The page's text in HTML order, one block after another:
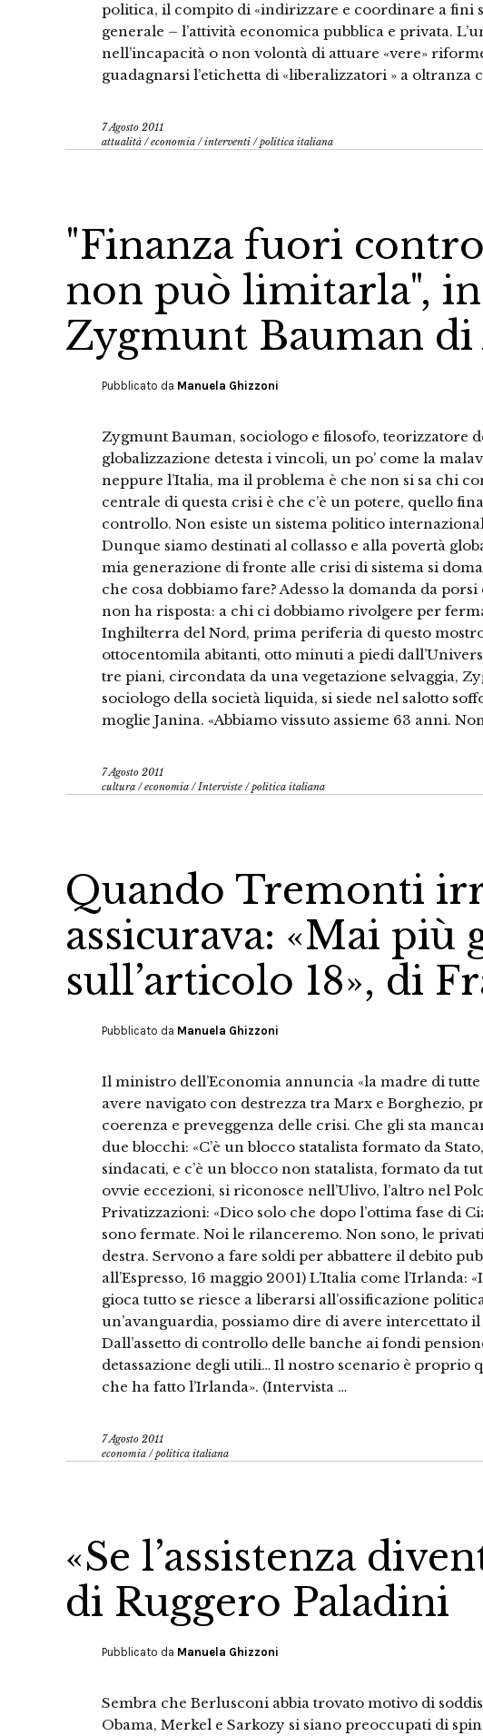
politica, il compito di «indirizzare e coordinare a fini
generale – l’attività economica pubblica e privata.
nell’incapacità o non volontà di attuare «vere»
guadagnarsi l’etichetta di «liberalizzatori » a oltranza
7 Agosto 2011
attualità /economia /interventi /politica italiana
"Finanza fuori
non può limitarla",
Zygmunt Bauman
Pubblicato da Manuela Ghizzoni
Zygmunt Bauman, sociologo e filosofo, teorizzatore
globalizzazione detesta i vincoli, un po’ come la
neppure l’Italia, ma il problema è che non si sa chi
centrale di questa crisi è che c’è un potere, quello
controllo. Non esiste un sistema politico
Dunque siamo destinati al collasso e alla povertà
mia generazione di fronte alle crisi di sistema si
che cosa dobbiamo fare? Adesso la domanda da
non ha risposta: a chi ci dobbiamo rivolgere per
Inghilterra del Nord, prima periferia di questo
ottocentomila abitanti, otto minuti a piedi
tre piani, circondata da una vegetazione selvaggia,
sociologo della società liquida, si siede nel salotto
moglie Janina. «Abbiamo vissuto assieme 63 anni.
7 Agosto 2011
cultura /economia /Interviste /politica italiana
Quando Tremonti
assicurava: «Mai più
sull’articolo 18», di
Pubblicato da Manuela Ghizzoni
Il ministro dell’Economia annuncia «la madre di
avere navigato con destrezza tra Marx e Borghezio,
coerenza e preveggenza delle crisi. Che gli sta
due blocchi: «C’è un blocco statalista formato da
sindacati, e c’è un blocco non statalista, formato da
ovvie eccezioni, si riconosce nell’Ulivo, l’altro nel
Privatizzazioni: «Dico solo che dopo l’ottima fase di
sono fermate. Noi le rilanceremo. Non sono, le
destra. Servono a fare soldi per abbattere il debito
all’Espresso, 16 maggio 2001) L’Italia come l’Irlanda:
gioca tutto se riesce a liberarsi all’ossificazione
un’avanguardia, possiamo dire di avere intercettato
Dall’assetto di controllo delle banche ai fondi
detassazione degli utili… Il nostro scenario è proprio
che ha fatto l’Irlanda». (Intervista …
7 Agosto 2011
economia /politica italiana
«Se l’assistenza
di Ruggero Paladini
Pubblicato da Manuela Ghizzoni
Sembra che Berlusconi abbia trovato motivo di
Obama, Merkel e Sarkozy si siano preoccupati di